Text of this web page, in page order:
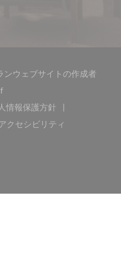
ウェブサイトの作成者
((新しいウィンドウで開きます))
開きます))
ンドウで開きます))
情報保護方針
((新しいウィンドウで開
ンドウで開きます))
アクセシビリティ
((新しいウィンドウで